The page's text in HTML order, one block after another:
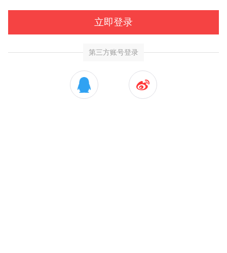
立即登录
第三方账号登录